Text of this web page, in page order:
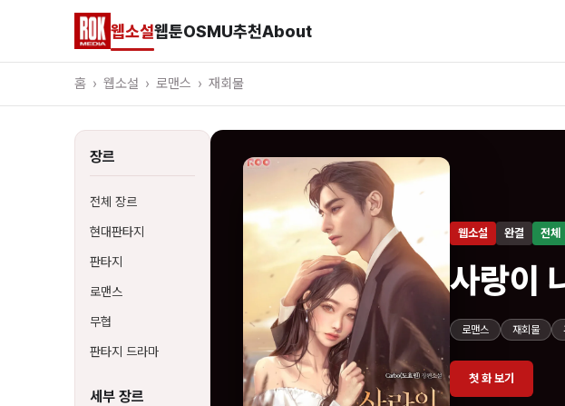
웹소설웹툰OSMU추천About
홈 › 웹소설 › 로맨스 › 재회물
장르
전체 장르
현대판타지
판타지
로맨스
무협
판타지 드라마
세부 장르
웹소설 완결 전체
사랑이
로맨스 재회물
첫 화 보기